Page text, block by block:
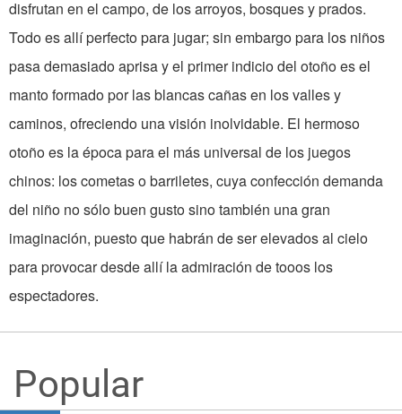
disfrutan en el campo, de los arroyos, bosques y prados.
Todo es allí perfecto para jugar; sin embargo para los niños
pasa demasiado aprisa y el primer indicio del otoño es el
manto formado por las blancas cañas en los valles y
caminos, ofreciendo una visión inolvidable. El hermoso
otoño es la época para el más universal de los juegos
chinos: los cometas o barriletes, cuya confección demanda
del niño no sólo buen gusto sino también una gran
imaginación, puesto que habrán de ser elevados al cielo
para provocar desde allí la admiración de tooos los
espectadores.
Popular